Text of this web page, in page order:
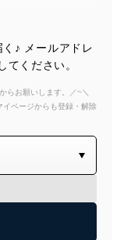
♪ メールアドレ
てください。
らお願いします。／~＼
ページからも登録・解除